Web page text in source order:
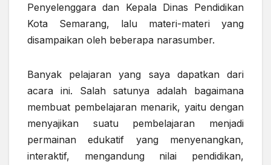
Penyelenggara dan Kepala Dinas Pendidikan
Kota Semarang, lalu materi-materi yang
disampaikan oleh beberapa narasumber.
Banyak pelajaran yang saya dapatkan dari
acara ini. Salah satunya adalah bagaimana
membuat pembelajaran menarik, yaitu dengan
menyajikan suatu pembelajaran menjadi
permainan edukatif yang menyenangkan,
interaktif, mengandung nilai pendidikan,